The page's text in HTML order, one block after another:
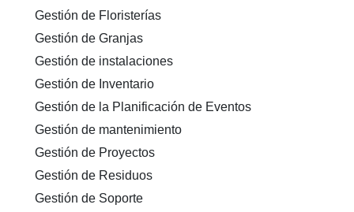
Gestión de Floristerías
Gestión de Granjas
Gestión de instalaciones
Gestión de Inventario
Gestión de la Planificación de Eventos
Gestión de mantenimiento
Gestión de Proyectos
Gestión de Residuos
Gestión de Soporte